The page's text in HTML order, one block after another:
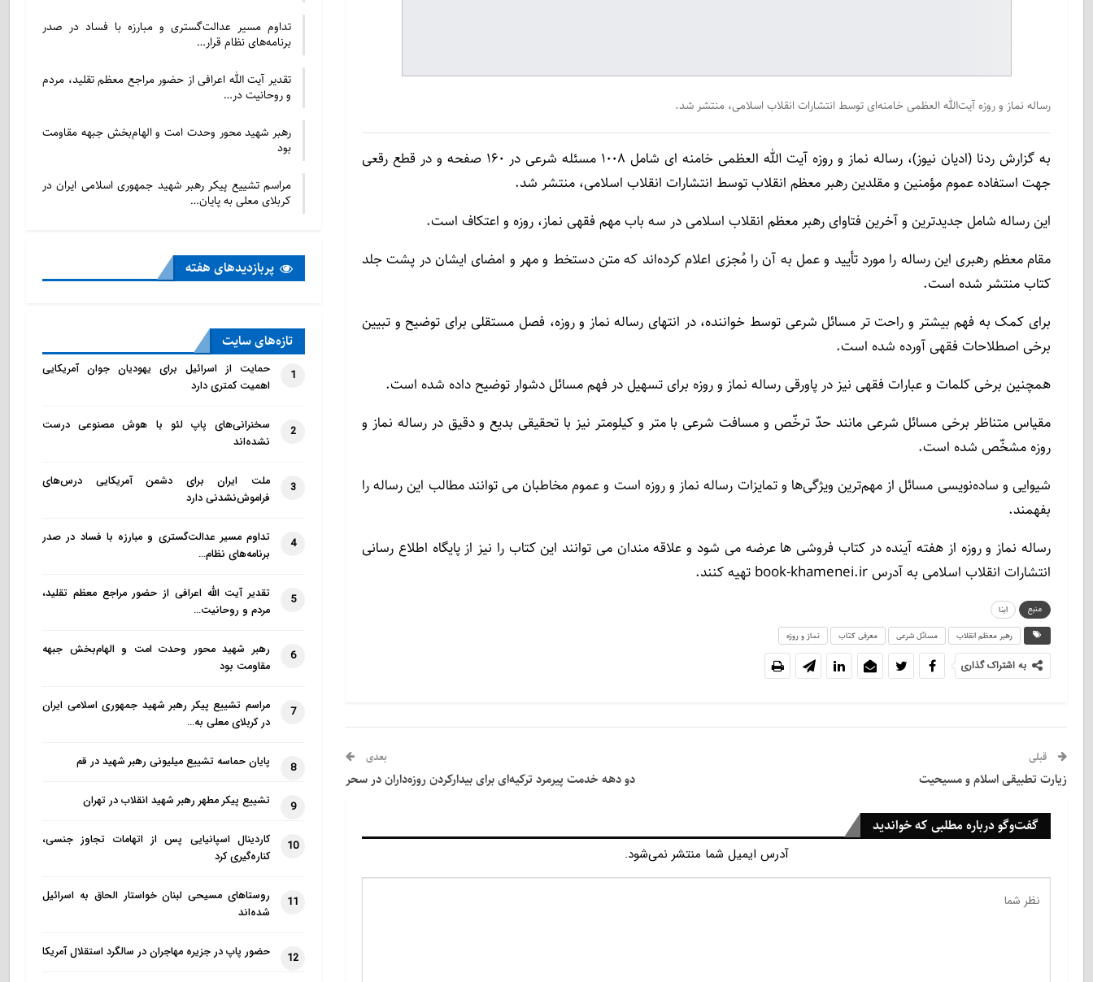
رساله نماز و روزه آیت‌الله العظمی خامنه‌ای توسط انتشارات انقلاب اسلامی، منتشر شد.
به گزارش ردنا (ادیان نیوز)، رساله نماز و روزه آیت‌ الله العظمی خامنه‌ ای شامل 1008 مسئله شرعی در 160 صفحه و در قطع رقعی
جهت استفاده‌ عموم مؤمنین و مقلدین رهبر معظم انقلاب توسط انتشارات انقلاب اسلامی، منتشر شد.
این رساله شامل جدیدترین و آخرین فتاوای رهبر معظم انقلاب اسلامی در سه باب مهم فقهی نماز، روزه و اعتکاف است.
مقام معظم رهبری این رساله را مورد تأیید و عمل به آن را مُجزی اعلام کرده‌اند که متن دستخط و مهر و امضای ایشان در پشت جلد
کتاب منتشر شده است.
برای کمک به فهم بیشتر و راحت تر مسائل شرعی توسط خواننده، در انتهای رساله نماز و روزه، فصل مستقلی برای توضیح و تبیین
برخی اصطلاحات فقهی آورده شده است.
همچنین برخی کلمات و عبارات فقهی نیز در پاورقی رساله نماز و روزه برای تسهیل در فهم مسائل دشوار توضیح داده شده است.
مقیاس متناظر برخی مسائل شرعی مانند حدّ ترخّص و مسافت شرعی با متر و کیلومتر نیز با تحقیقی بدیع و دقیق در رساله نماز و
روزه مشخّص شده است.
شیوایی و ساده‌نویسی مسائل از مهم‌ترین ویژگی‌ها و تمایزات رساله نماز و روزه است و عموم مخاطبان می توانند مطالب این رساله را
بفهمند.
رساله نماز و روزه از هفته آینده در کتاب فروشی ها عرضه می شود و علاقه مندان می توانند این کتاب را نیز از پایگاه اطلاع رسانی
انتشارات انقلاب اسلامی به آدرس book-khamenei.ir تهیه کنند.
منبع
ابنا
رهبر معظم انقلاب
مسائل شرعی معرفی کتاب نماز و روزه
به اشتراک گذاری
قبلی
زیارت تطبیقی اسلام و مسیحیت
بعدی
دو دهه خدمت پیرمرد ترکیه‌ای برای بیدارکردن روزه‌داران در سحر
گفت‌وگو درباره مطلبی که خواندید
آدرس ایمیل شما منتشر نمی‌شود.
تداوم مسیر عدالت‌گستری و مبارزه با فساد در صدر
برنامه‌های نظام قرار…
تقدیر آیت الله اعرافی از حضور مراجع معظم تقلید، مردم
و روحانیت در…
رهبر شهید محور وحدت امت و الهام‌بخش جبهه مقاومت
بود
مراسم تشییع پیکر رهبر شهید جمهوری اسلامی ایران در
کربلای معلی به پایان…
پربازدید‌های هفته
تازه‌‌های سایت
1
حمایت از اسرائیل برای یهودیان جوان آمریکایی
اهمیت کمتری دارد
2
سخنرانی‌های پاپ لئو با هوش مصنوعی درست
نشده‌اند
3
ملت ایران برای دشمن آمریکایی درس‌های
فراموش‌نشدنی دارد
4
تداوم مسیر عدالت‌گستری و مبارزه با فساد در صدر
برنامه‌های نظام…
5
تقدیر آیت الله اعرافی از حضور مراجع معظم تقلید،
مردم و روحانیت…
6
رهبر شهید محور وحدت امت و الهام‌بخش جبهه
مقاومت بود
7
مراسم تشییع پیکر رهبر شهید جمهوری اسلامی ایران
در کربلای معلی به…
8 پایان حماسه تشییع میلیونی رهبر شهید در قم
9 تشییع پیکر مطهر رهبر شهید انقلاب در تهران
10
کاردینال اسپانیایی پس از اتهامات تجاوز جنسی،
کناره‌گیری کرد
11
روستاهای مسیحی لبنان خواستار الحاق به اسرائیل
شده‌اند
12 حضور پاپ در جزیره مهاجران در سالگرد استقلال آمریکا